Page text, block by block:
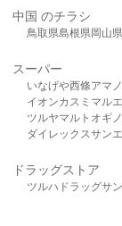
中国 のチラシ
鳥取県島根県岡山県
スーパー
いなげや西條アマ
イオンカスミ マル
ツルヤマルト オギノ
ダイレックスサン
ドラッグストア
ツルハドラッグサ